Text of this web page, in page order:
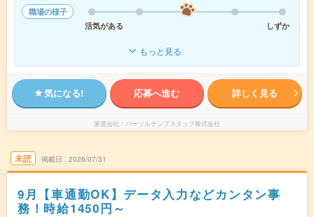
職場の様子
活気がある
しずか
もっと見る
気になる! 応募へ進む 詳しく見る
派遣会社 パーソルテンプスタッフ株式会社
未読 掲載日 2026/07/31
9月【車通勤OK】データ入力などカンタン事
務！時給1450円～